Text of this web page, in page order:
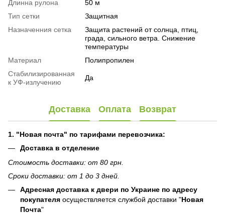
Длинна рулона
50 м
Тип сетки
Защитная
Назначенния сетка
Защита растений от солнца, птиц,
града, сильного ветра. Снижение
температуры
Материал
Полипропилен
Стабилизированная
к УФ-излучению
Да
Доставка Оплата Возврат
1. "Новая почта" по тарифами перевозчика:
Доставка в отделение
Стоимость доставки: от 80 грн.
Сроки доставки: от 1 до 3 дней.
Адресная доставка к двери по Украине по адресу
покупателя осуществляется службой доставки "Новая
Почта"